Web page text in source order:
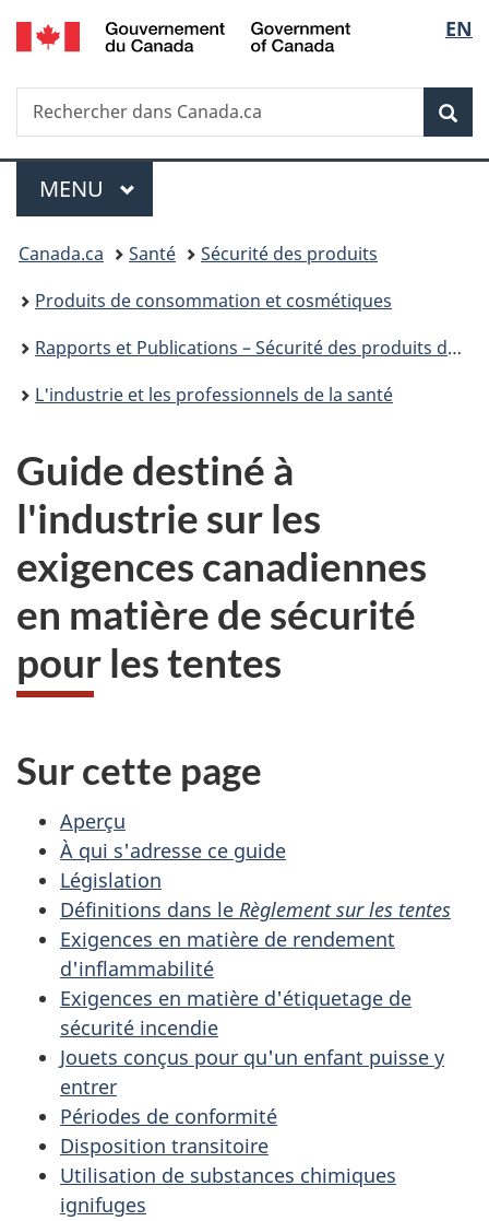
Passer
au
principal
Passer
à
Au
du
Passer
à
version
simplifiée
de
la
EN
Recherche
Rechercher
dans
Menu
MENU PRINCIPAL
Vous
êtes
ici :
Canada.ca Santé
Sécurité des produits
Produits de consommation et cosmétiques
Rapports et Publications – Sécurité des produits de consommation
L'industrie et les professionnels de la santé
Guide destiné à
l'industrie sur les
exigences canadiennes
en matière de sécurité
pour les tentes
Sur cette page
Aperçu
À qui s'adresse ce guide
Législation
Définitions dans le Règlement sur les tentes
Exigences en matière de rendement
d'inflammabilité
Exigences en matière d'étiquetage de
sécurité incendie
Jouets conçus pour qu'un enfant puisse y
entrer
Périodes de conformité
Disposition transitoire
Utilisation de substances chimiques
ignifuges